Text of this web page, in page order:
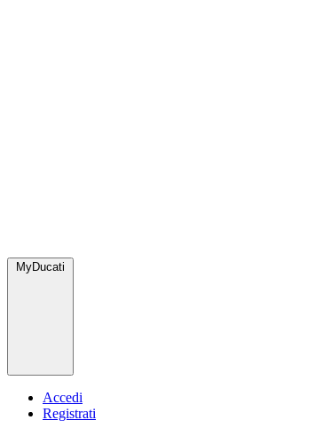
MyDucati
Accedi
Registrati